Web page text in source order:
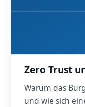
Zero Trust
Warum das
und wie sich